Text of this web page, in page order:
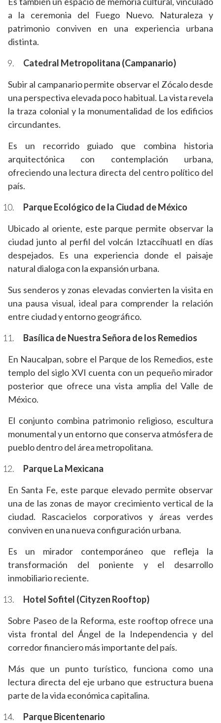
a la ceremonia del Fuego Nuevo. Naturaleza y
patrimonio conviven en una experiencia urbana
distinta.
Catedral Metropolitana (Campanario)
Subir al campanario permite observar el Zócalo desde
una perspectiva elevada poco habitual. La vista revela
la traza colonial y la monumentalidad de los edificios
circundantes.
Es un recorrido guiado que combina historia
arquitectónica con contemplación urbana,
ofreciendo una lectura directa del centro político del
país.
Parque Ecológico de la Ciudad de México
Ubicado al oriente, este parque permite observar la
ciudad junto al perfil del volcán Iztaccíhuatl en días
despejados. Es una experiencia donde el paisaje
natural dialoga con la expansión urbana.
Sus senderos y zonas elevadas convierten la visita en
una pausa visual, ideal para comprender la relación
entre ciudad y entorno geográfico.
Basílica de Nuestra Señora de los Remedios
En Naucalpan, sobre el Parque de los Remedios, este
templo del siglo XVI cuenta con un pequeño mirador
posterior que ofrece una vista amplia del Valle de
México.
El conjunto combina patrimonio religioso, escultura
monumental y un entorno que conserva atmósfera de
pueblo dentro del área metropolitana.
Parque La Mexicana
En Santa Fe, este parque elevado permite observar
una de las zonas de mayor crecimiento vertical de la
ciudad. Rascacielos corporativos y áreas verdes
conviven en una nueva configuración urbana.
Es un mirador contemporáneo que refleja la
transformación del poniente y el desarrollo
inmobiliario reciente.
Hotel Sofitel (Cityzen Rooftop)
Sobre Paseo de la Reforma, este rooftop ofrece una
vista frontal del Ángel de la Independencia y del
corredor financiero más importante del país.
Más que un punto turístico, funciona como una
lectura directa del eje urbano que estructura buena
parte de la vida económica capitalina.
Parque Bicentenario